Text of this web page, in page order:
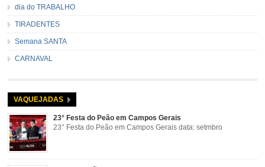
dia do TRABALHO
TIRADENTES
Semana SANTA
CARNAVAL
VAQUEJADAS
23° Festa do Peão em Campos Gerais
23° Festa do Peão em Campos Gerais data: setmbro